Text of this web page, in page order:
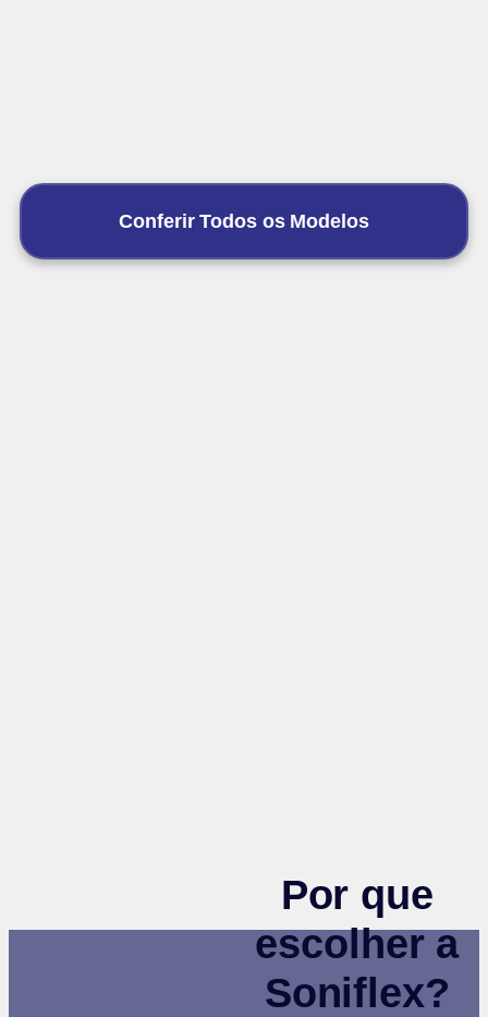
Conferir Todos os Modelos
Por que
escolher a
Soniflex?